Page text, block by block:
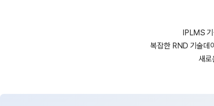
IPLMS
복잡한 RND 기술데
새